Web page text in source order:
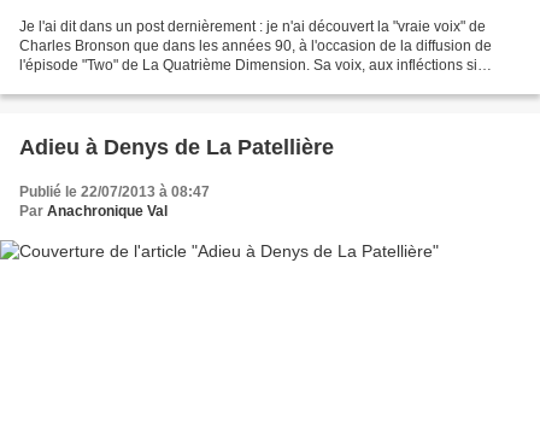
Je l'ai dit dans un post dernièrement : je n'ai découvert la "vraie voix" de
Charles Bronson que dans les années 90, à l'occasion de la diffusion de
l'épisode "Two" de La Quatrième Dimension. Sa voix, aux infléctions si
Adieu à Denys de La Patellière
Publié le 22/07/2013 à 08:47
Par Anachronique Val